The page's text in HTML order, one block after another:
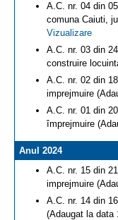
A.C. nr. 04 din
comuna Caiuti,
Vizualizare
A.C. nr. 03 din
construire
A.C. nr. 02 din
imprejmuire
A.C. nr. 01 din
împrejmuire
Anul 2024
A.C. nr. 15 din
imprejmuire
A.C. nr. 14 din
(Adaugat la data